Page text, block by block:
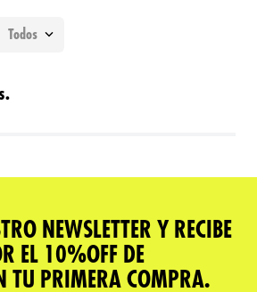
Todos
NEWSLETTER Y RECIBE
EL 10%OFF DE
TU PRIMERA COMPRA.